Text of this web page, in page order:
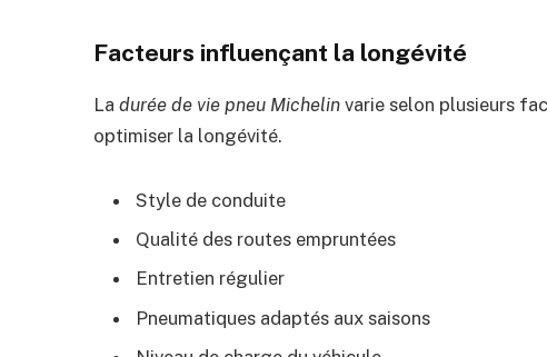
Facteurs influençant la longévité
Ladurée de vie pneu Michelin varie selon plusieurs
optimiser la longévité.
Style de conduite
Qualité des routes empruntées
Entretien régulier
Pneumatiques adaptés aux saisons